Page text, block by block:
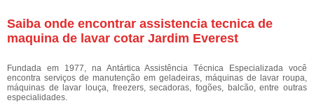
Saiba onde encontrar assistencia tecnica de
maquina de lavar cotar Jardim Everest
Fundada em 1977, na Antártica Assistência Técnica Especializada você
encontra serviços de manutenção em geladeiras, máquinas de lavar roupa,
máquinas de lavar louça, freezers, secadoras, fogões, balcão, entre outras
especialidades.